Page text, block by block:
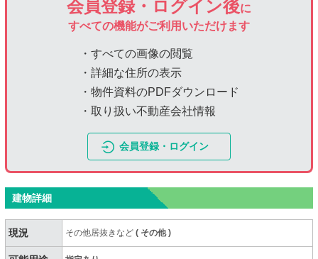
会員登録・ログイン後に
すべての機能がご利用いただけます
・すべての画像の閲覧
・詳細な住所の表示
・物件資料のPDFダウンロード
・取り扱い不動産会社情報
会員登録・ログイン
建物詳細
現況 その他居抜きなど( その他)